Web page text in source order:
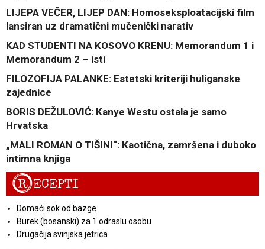
LIJEPA VEČER, LIJEP DAN: Homoseksploatacijski film
lansiran uz dramatični mučenički narativ
KAD STUDENTI NA KOSOVO KRENU: Memorandum 1 i
Memorandum 2 – isti
FILOZOFIJA PALANKE: Estetski kriteriji huliganske
zajednice
BORIS DEŽULOVIĆ: Kanye Westu ostala je samo
Hrvatska
„MALI ROMAN O TIŠINI“: Kaotična, zamršena i duboko
intimna knjiga
RECEPTI
Domaći sok od bazge
Burek (bosanski) za 1 odraslu osobu
Drugačija svinjska jetrica